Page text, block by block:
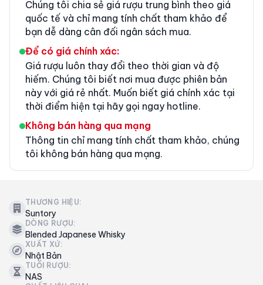
Chúng tôi chia sẻ giá rượu trung bình theo giá
quốc tế và chỉ mang tính chất tham khảo để
bạn dễ dàng cân đối ngân sách mua.
Để có giá chính xác:
Giá rượu luôn thay đổi theo thời gian và độ
hiếm. Chúng tôi biết nơi mua được phiên bản
này với giá rẻ nhất. Muốn biết giá chính xác tại
thời điểm hiện tại hãy gọi ngay hotline.
Không bán hàng qua mạng
Thông tin chỉ mang tính chất tham khảo, chúng
tôi không bán hàng qua mạng.
THƯƠNG HIỆU:
Suntory
DÒNG RƯỢU:
Blended Japanese Whisky
XUẤT XỨ:
Nhật Bản
TUỔI RƯỢU:
NAS